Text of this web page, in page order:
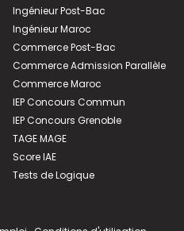
Ingénieur Post-Bac
Ingénieur Maroc
Commerce Post-Bac
Commerce Admission Parallèle
Commerce Maroc
IEP Concours Commun
IEP Concours Grenoble
TAGE MAGE
Score IAE
Tests de Logique